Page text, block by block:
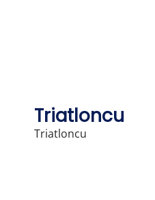
Triatloncu
Triatloncu